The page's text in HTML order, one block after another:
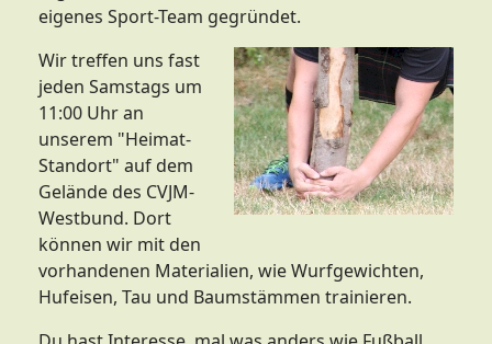
eigenes Sport-Team gegründet.
Wir treffen uns fast
jeden Samstags um
11:00 Uhr an
unserem "Heimat-
Standort" auf dem
Gelände des CVJM-
Westbund. Dort
können wir mit den
vorhandenen Materialien, wie Wurfgewichten,
Hufeisen, Tau und Baumstämmen trainieren.